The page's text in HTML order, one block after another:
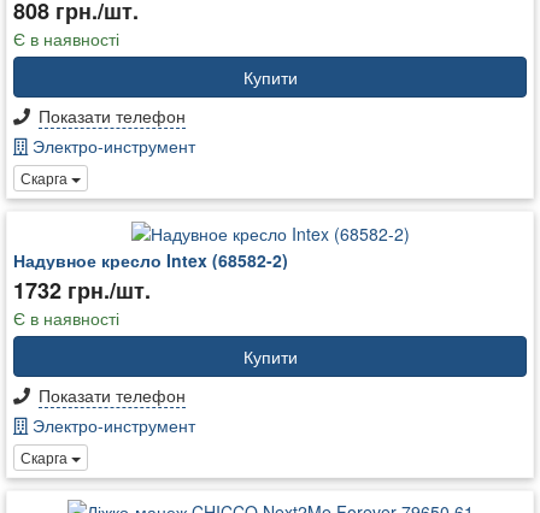
808 грн./шт.
Є в наявності
Купити
Показати телефон
Электро-инструмент
Скарга
Надувное кресло Intex (68582-2)
1732 грн./шт.
Є в наявності
Купити
Показати телефон
Электро-инструмент
Скарга